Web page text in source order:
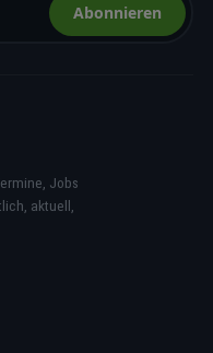
Abonnieren
Jobs
aktuell,